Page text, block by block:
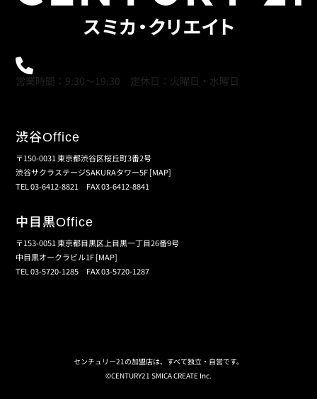
営業時間：9:30～19:30 定休日：火曜日・水曜日
渋谷Office
〒150-0031 東京都渋谷区桜丘町3番2号
渋谷サクラステージSAKURAタワー5F[MAP]
TEL 03-6412-8821 FAX 03-6412-8841
中目黒Office
〒153-0051 東京都目黒区上目黒一丁目26番9号
中目黒オークラビル1F[MAP]
TEL 03-5720-1285 FAX 03-5720-1287
センチュリー21の加盟店は、すべて独立・自営です。
©CENTURY21 SMICA CREATE Inc.